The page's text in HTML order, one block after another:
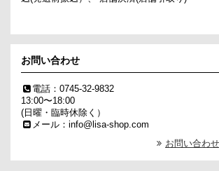
お問い合わせ
電話：0745-32-9832
13:00〜18:00
(日曜・臨時休除く）
メール：info@lisa-shop.com
お問い合わ